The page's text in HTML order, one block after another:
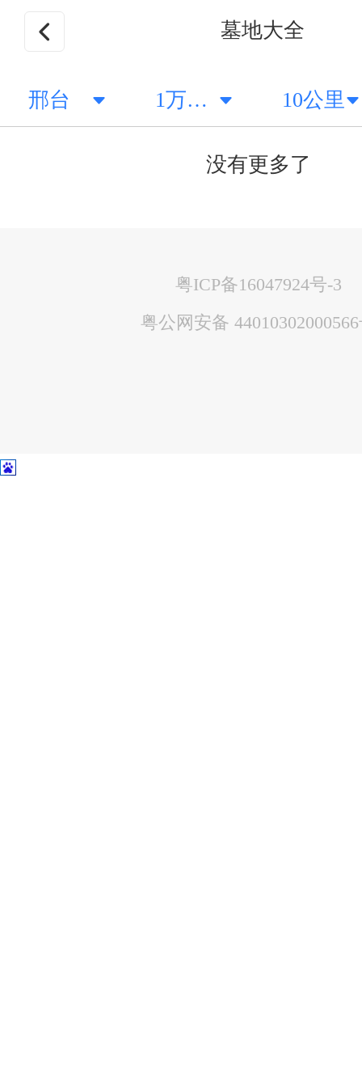
墓地大全
邢台 1万以下 10公里
没有更多了
粤ICP备16047924号-3
粤公网安备